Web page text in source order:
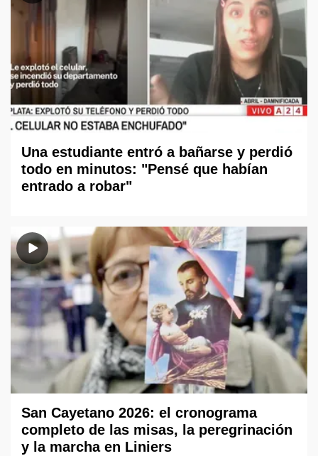
Una estudiante entró a bañarse y perdió
todo en minutos: "Pensé que habían
entrado a robar"
San Cayetano 2026: el cronograma
completo de las misas, la peregrinación
y la marcha en Liniers